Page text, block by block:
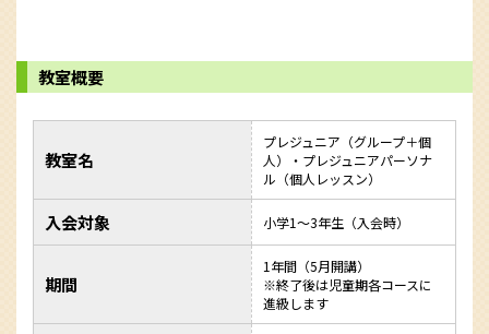
教室概要
教室名
プレジュニア（グループ＋個
人）・プレジュニアパーソナ
ル（個人レッスン）
入会対象 小学1～3年生（入会時）
期間
1年間（5月開講）
※終了後は児童期各コースに
進級します